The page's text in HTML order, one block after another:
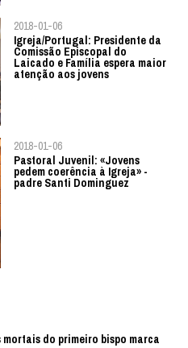
2018-01-06
Igreja/Portugal: Presidente da
Comissão Episcopal do
Laicado e Família espera maior
atenção aos jovens
2018-01-06
Pastoral Juvenil: «Jovens
pedem coerência à Igreja» -
padre Santi Dominguez
do primeiro bispo marca